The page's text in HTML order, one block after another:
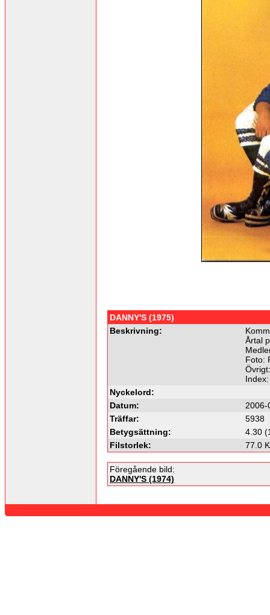
DANNY'S (1975)
Beskrivning:
Årtal
Foto:
Övrigt:
Nyckelord:
Datum:
2006-
Träffar:
5938
Betygsättning:
4.30
Filstorlek:
77.0
Föregående bild:
DANNY'S (1974)